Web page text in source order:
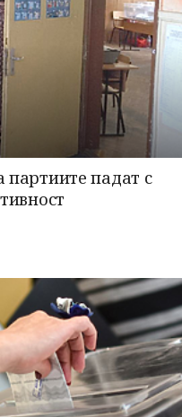
партиите падат с